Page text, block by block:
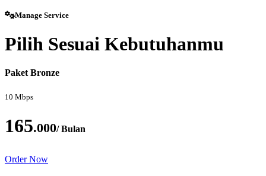
Manage Service
Pilih Sesuai Kebutuhanmu
Paket Bronze
10 Mbps
165.000/ Bulan
Order Now